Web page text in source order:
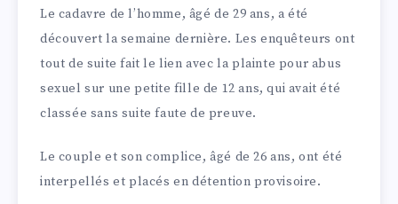
Le cadavre de l’homme, âgé de 29 ans, a été
découvert la semaine dernière. Les enquêteurs ont
tout de suite fait le lien avec la plainte pour abus
sexuel sur une petite fille de 12 ans, qui avait été
classée sans suite faute de preuve.
Le couple et son complice, âgé de 26 ans, ont été
interpellés et placés en détention provisoire.